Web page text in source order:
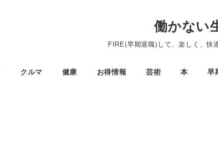
働かない
FIRE(早期退職)して、楽しく、快
クルマ 健康 お得情報 芸術 本 早